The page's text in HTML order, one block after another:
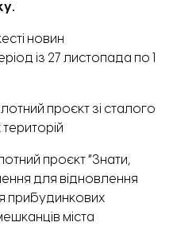
новин
із 27 листопада по 1
проєкт зі сталого
проєкт “Знати,
для відновлення
прибудинкових
міста